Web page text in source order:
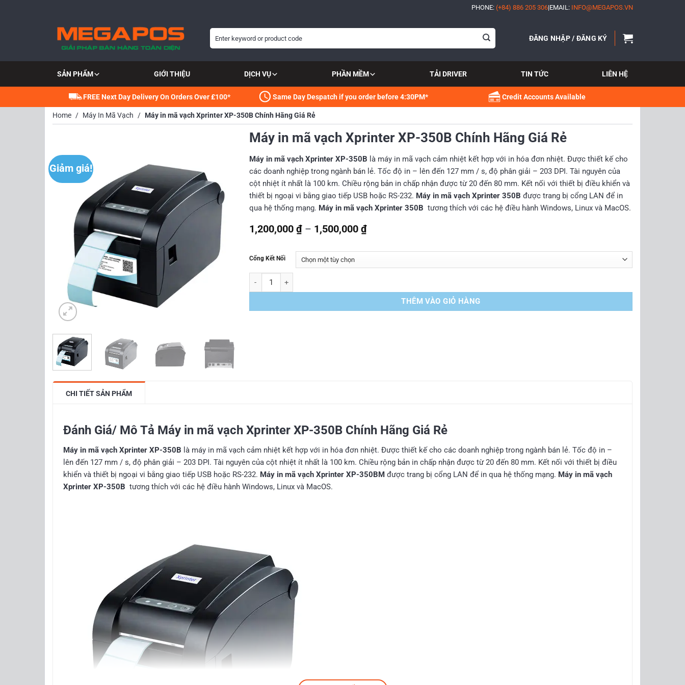
PHONE: (+84) 886 205 306|EMAIL: INFO@MEGAPOS.VN
Tìm
kiếm:
ĐĂNG NHẬP / ĐĂNG KÝ
SẢN PHẨM GIỚI THIỆU DỊCH VỤ PHẦN MỀM TẢI DRIVER TIN TỨC LIÊN HỆ
FREE Next Day Delivery On Orders Over £100* Same Day Despatch if you order before 4:30PM* Credit Accounts Available
Home / Máy In Mã Vạch / Máy in mã vạch Xprinter XP-350B Chính Hãng Giá Rẻ
Giảm giá!
Máy in mã vạch Xprinter XP-350B Chính Hãng Giá Rẻ
Máy in mã vạch Xprinter XP-350B là máy in mã vạch cảm nhiệt kết hợp với in hóa đơn nhiệt. Được thiết kế cho
các doanh nghiệp trong ngành bán lẻ. Tốc độ in – lên đến 127 mm / s, độ phân giải – 203 DPI. Tài nguyên của
cột nhiệt ít nhất là 100 km. Chiều rộng bản in chấp nhận được từ 20 đến 80 mm. Kết nối với thiết bị điều khiển và
thiết bị ngoại vi bằng giao tiếp USB hoặc RS-232. Máy in mã vạch Xprinter 350B được trang bị cổng LAN để in
qua hệ thống mạng. Máy in mã vạch Xprinter 350B tương thích với các hệ điều hành Windows, Linux và MacOS.
1,200,000 ₫ – 1,500,000 ₫Khoảng
giá:
đến
Cổng Kết Nối
Máy in mã vạch Xprinter XP-350B Chính Hãng Giá Rẻ số lượng
THÊM VÀO GIỎ HÀNG
CHI TIẾT SẢN PHẨM
Đánh Giá/ Mô Tả Máy in mã vạch Xprinter XP-350B Chính Hãng Giá Rẻ
Máy in mã vạch Xprinter XP-350B là máy in mã vạch cảm nhiệt kết hợp với in hóa đơn nhiệt. Được thiết kế cho các doanh nghiệp trong ngành bán lẻ. Tốc độ in –
lên đến 127 mm / s, độ phân giải – 203 DPI. Tài nguyên của cột nhiệt ít nhất là 100 km. Chiều rộng bản in chấp nhận được từ 20 đến 80 mm. Kết nối với thiết bị điều
khiển và thiết bị ngoại vi bằng giao tiếp USB hoặc RS-232. Máy in mã vạch Xprinter XP-350BMđược trang bị cổng LAN để in qua hệ thống mạng. Máy in mã vạch
Xprinter XP-350B tương thích với các hệ điều hành Windows, Linux và MacOS.